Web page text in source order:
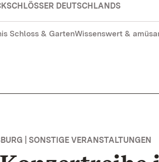
DEUTSCHLANDS
Schloss & GartenWissenswert &
| SONSTIGE VERANSTALTUNGEN